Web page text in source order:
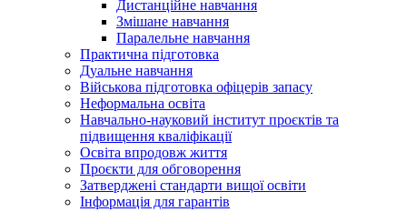
Дистанційне навчання
Змішане навчання
Паралельне навчання
Практична підготовка
Дуальне навчання
Військова підготовка офіцерів запасу
Неформальна освіта
Навчально-науковий інститут проєктів та
підвищення кваліфікації
Освіта впродовж життя
Проєкти для обговорення
Затверджені стандарти вищої освіти
Інформація для гарантів